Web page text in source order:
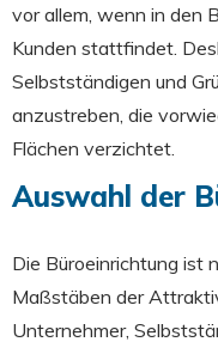
vor allem, wenn in den
Kunden stattfindet.
Selbstständigen und
anzustreben, die
Flächen verzichtet.
Auswahl der
Die Büroeinrichtung ist
Maßstäben der
Unternehmer,